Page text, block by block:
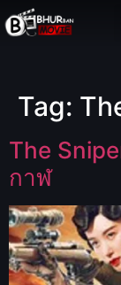
Tag:
The
กาฬ